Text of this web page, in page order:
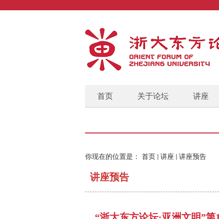
首页 关于论坛 讲座
你现在的位置是： 首页 讲座 讲座预告
讲座预告